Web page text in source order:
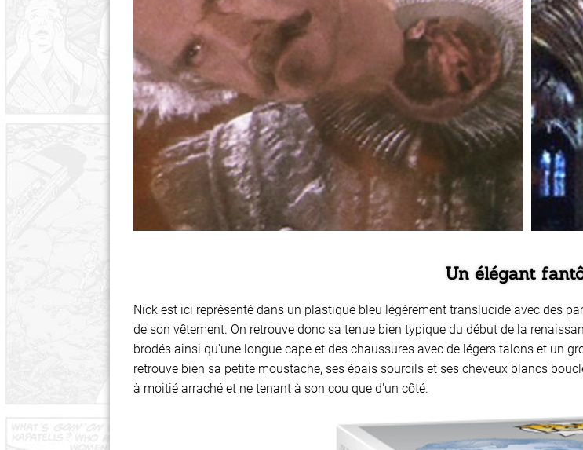
Un élégant
Nick est ici représenté dans un plastique bleu légèrement translucide avec des
de son vêtement. On retrouve donc sa tenue bien typique du début de la
brodés ainsi qu'une longue cape et des chaussures avec de légers talons et un
retrouve bien sa petite moustache, ses épais sourcils et ses cheveux blancs
à moitié arraché et ne tenant à son cou que d'un côté.